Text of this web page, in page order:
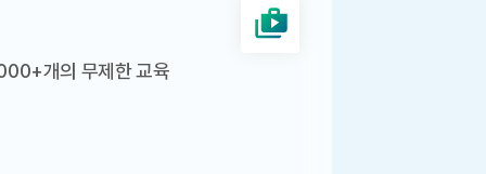
개의 무제한 교육